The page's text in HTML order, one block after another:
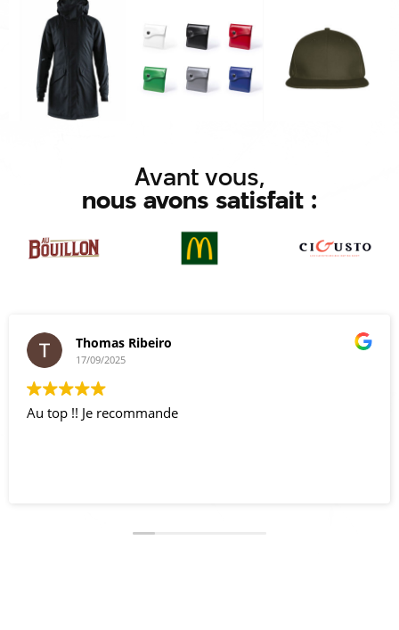
Avant vous,
nous avons satisfait :
Thomas Ribeiro
17/09/2025
Au top !! Je recommande